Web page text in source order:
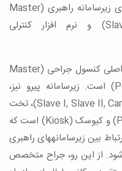
این سیستم از سه بخش اصلی با نام­های زیرسامانه راهبری (Master
Side)، زیرسامانه پیرو (Slave Side) و نرم­ افزار کنترلی
زیرسامانه راهبری مشتمل بر دو بخش اصلی کنسول جراحی (Master
Console) و پاوریونیت (Power Unit) است. زیرسامانه پیرو نیز،
مشتمل بر سه بازوی رباتیک (Slave I, Slave II, Camera Arm)‌، تخت
جراحی (Bed)، پاوریونیت (Power Unit) و کیوسک (Kiosk) است که
بین زیرسامانه­های راهبری
از این رو، جراح متخصص